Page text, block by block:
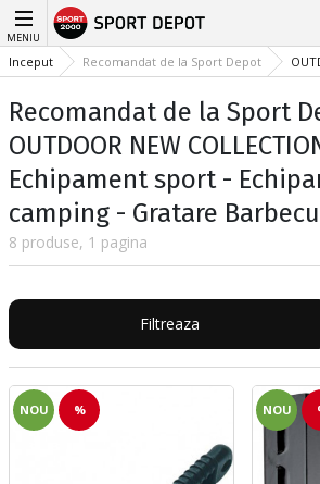
MENIU
Inceput Recomandat de la Sport Depot
Recomandat de la Sport
OUTDOOR NEW
Echipament sport -
camping - Gratare
8 produse, 1 pagina
Filtreaza
NOU % NOU